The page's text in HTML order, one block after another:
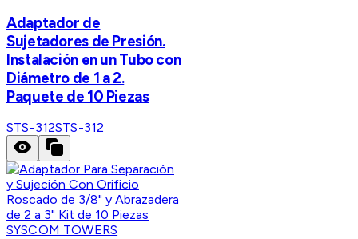
Adaptador de
Sujetadores de Presión.
Instalación en un Tubo con
Diámetro de 1 a 2.
Paquete de 10 Piezas
STS-312STS-312
SYSCOM TOWERS